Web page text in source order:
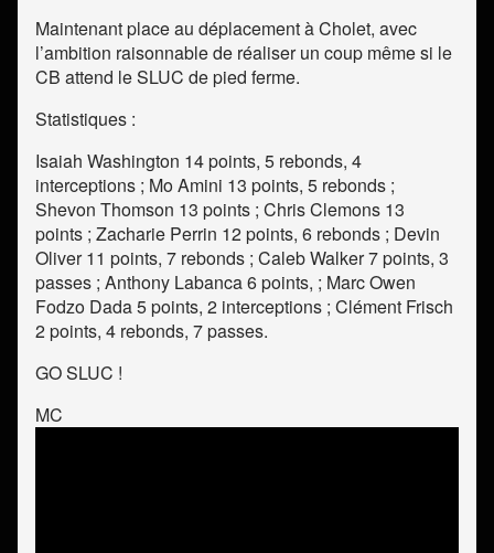
Maintenant place au déplacement à Cholet, avec
l’ambition raisonnable de réaliser un coup même si le
CB attend le SLUC de pied ferme.
Statistiques :
Isaiah Washington 14 points, 5 rebonds, 4
interceptions ; Mo Amini 13 points, 5 rebonds ;
Shevon Thomson 13 points ; Chris Clemons 13
points ; Zacharie Perrin 12 points, 6 rebonds ; Devin
Oliver 11 points, 7 rebonds ; Caleb Walker 7 points, 3
passes ; Anthony Labanca 6 points, ; Marc Owen
Fodzo Dada 5 points, 2 interceptions ; Clément Frisch
2 points, 4 rebonds, 7 passes.
GO SLUC !
MC